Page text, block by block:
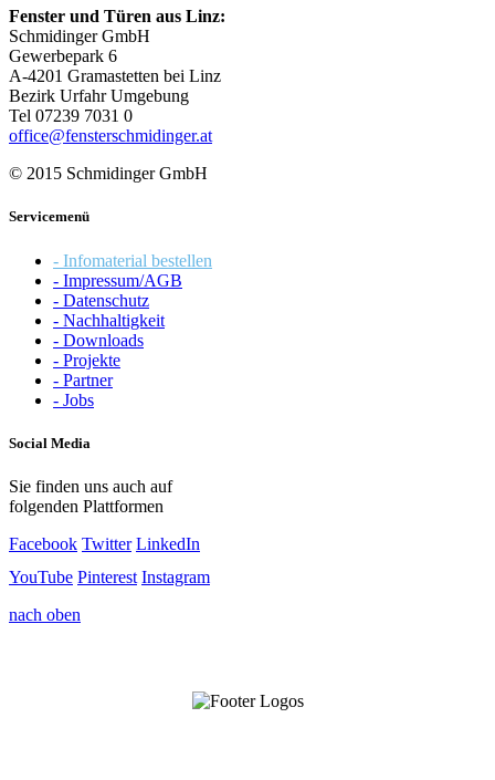
Fenster und Türen aus Linz:
Schmidinger GmbH
Gewerbepark 6
A-4201 Gramastetten bei Linz
Bezirk Urfahr Umgebung
Tel 07239 7031 0
office@fensterschmidinger.at
© 2015 Schmidinger GmbH
Servicemenü
- Infomaterial bestellen
- Impressum/AGB
- Datenschutz
- Nachhaltigkeit
- Downloads
- Projekte
- Partner
- Jobs
Social Media
Sie finden uns auch auf
folgenden Plattformen
Facebook Twitter LinkedIn
YouTube Pinterest Instagram
nach oben